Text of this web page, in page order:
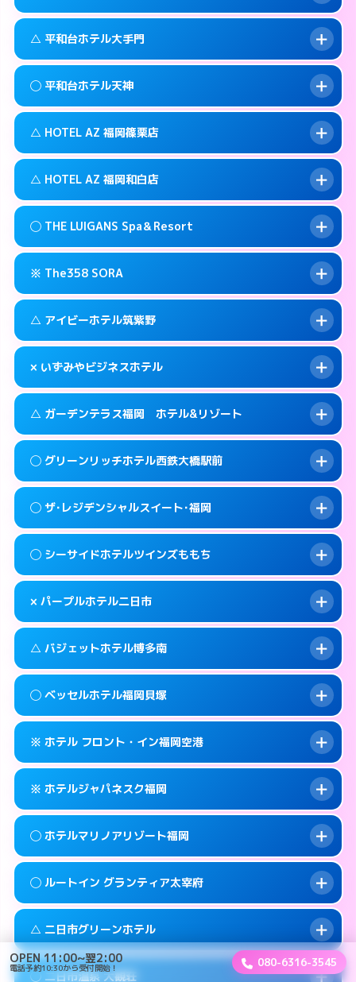
info このホテルの詳細ページを見る →
smartphone 092-524-2121
map 福岡市中央区高砂1-1-18
info このホテルの詳細ページを見る →
案内方法: カードキーにつきホテルの入り口で
待ち合わせ。
info このホテルの詳細ページを見る →
案内方法: 女性が直接お部屋まで伺います。
smartphone 092-761-1361
map 福岡市中央区荒戸1-5-27
info このホテルの詳細ページを見る →
△ 平和台ホテル大手門
案内方法: 状況により派遣できません。
smartphone 092-741-4422
map 福岡市中央区大手門1-5-4
info このホテルの詳細ページを見る →
◯ 平和台ホテル天神
案内方法: 女性が直接お部屋まで伺います。
smartphone 092-737-1000
map 福岡市中央区舞鶴1-5-6
info このホテルの詳細ページを見る →
△ HOTEL AZ 福岡篠栗店
案内方法:状況により派遣できません。
smartphone 092-947-3310
map 糟屋郡篠栗町大字乙犬985-1
info このホテルの詳細ページを見る →
△ HOTEL AZ 福岡和白店
案内方法:状況により派遣できません。
smartphone 092-605-3301
map 福岡市東区和白丘2-3-1
info このホテルの詳細ページを見る →
◯ THE LUIGANS Spa＆Resort
案内方法: 女性が直接お部屋まで伺います。
smartphone 092-603-2525
map 福岡市東区西戸崎18-25
info このホテルの詳細ページを見る →
※ The358 SORA
案内方法:24:00以降はホテルの入り口で待ち
合わせ。
info このホテルの詳細ページを見る →
△ アイビーホテル筑紫野
案内方法:状況により派遣できません。
smartphone 092-920-2130
map 筑紫野市湯町1-14-3
info このホテルの詳細ページを見る →
× いずみやビジネスホテル
案内方法:
派遣できません。
smartphone 070-9034-6635
map 福岡市西区姪の浜4-15-9
info このホテルの詳細ページを見る →
△ ガーデンテラス福岡 ホテル&リゾート
案内方法: 状況により派遣できません。
smartphone 092-881-0067
map 福岡市西区小戸2-3-55
info このホテルの詳細ページを見る →
◯ グリーンリッチホテル西鉄大橋駅前
案内方法: 女性が直接お部屋まで伺います。
smartphone 092-552-4400
map 福岡市南区大橋1-7-15
info このホテルの詳細ページを見る →
◯ ザ･レジデンシャルスイート･福岡
案内方法:女性が直接お部屋まで伺います。
smartphone 092-846-8585
map 福岡市早良区百道浜1-3-70
info このホテルの詳細ページを見る →
◯ シーサイドホテルツインズももち
案内方法:
女性が直接お部屋まで伺います。
smartphone 092-822-5001
map 福岡市早良区百道浜1-7-4
info このホテルの詳細ページを見る →
× パープルホテル二日市
案内方法: 派遣できません。
smartphone 092-922-2131
map 筑紫野市湯町2-5-6
info このホテルの詳細ページを見る →
△ バジェットホテル博多南
案内方法:
状況により派遣できません。
smartphone 092-592-0033
map 春日市上白水8-152
info このホテルの詳細ページを見る →
◯ ベッセルホテル福岡貝塚
案内方法: 女性が直接お部屋まで伺います。
smartphone 092-642-0101
map 福岡市東区箱崎7-10-65
info このホテルの詳細ページを見る →
※ ホテル フロント・イン福岡空港
案内方法: カードキーにつきホテルの入り口で
待ち合わせ。
info このホテルの詳細ページを見る →
※ ホテルジャパネスク福岡
案内方法:
カードキーにつきホテルの入り口で
待ち合わせ。
map 福岡市東区箱崎6-18−12
info このホテルの詳細ページを見る →
◯ ホテルマリノアリゾート福岡
案内方法:
女性が直接お部屋まで伺います。
smartphone 092-895-5511
map 福岡市西区小戸2-12-43
◯ ルートイン グランティア太宰府
交通費:3,000円
案内方法:女性が直接お部屋まで伺います。
△ 二日市グリーンホテル
◯ 二日市温泉 大観荘
OPEN 11:00~翌2:00
電話予約10:30から受付開始！ 080-6316-3545